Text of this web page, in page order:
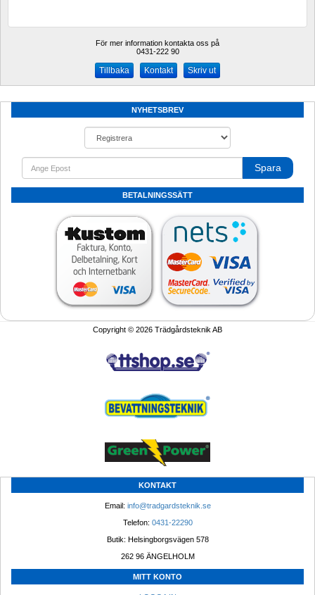
För mer information kontakta oss på
0431-222 90
Kontakt Skriv ut
NYHETSBREV
Spara
BETALNINGSSÄTT
Copyright © 2026 Trädgårdsteknik AB
KONTAKT
Email: info@tradgardsteknik.se
Telefon: 0431-22290
Butik: Helsingborgsvägen 578
262 96 ÄNGELHOLM
MITT KONTO